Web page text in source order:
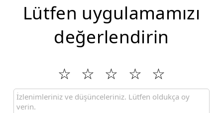
Lütfen uygulamamızı
değerlendirin